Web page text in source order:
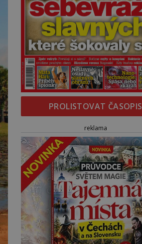
PROLISTOVAT ČASOPIS
reklama